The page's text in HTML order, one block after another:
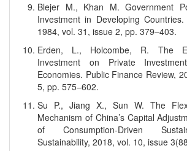
Blejer M., Khan M. Government
Investment in Developing
1984, vol. 31, issue 2, pp. 379–403.
Erden, L., Holcombe, R. The
Investment on Private
Economies. Public Finance Review,
5, pp. 575–602.
Su P., Jiang X., Sun W. The
Mechanism of China’s Capital
of Consumption-Driven
Sustainability, 2018, vol. 10, issue